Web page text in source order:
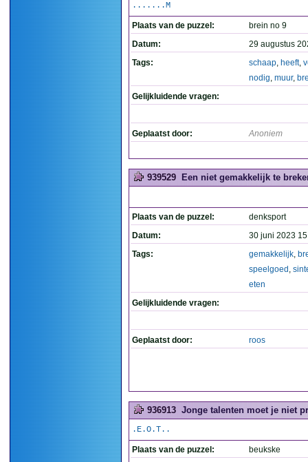
.......M
Plaats van de puzzel:
brein no 9
Datum:
29 augustus
Tags:
schaap, heeft,
nodig, muur,
Gelijkluidende vragen:
Geplaatst door: Anoniem
939529 Een niet gemakkelijk te
Plaats van de puzzel:
denksport
Datum:
30 juni 2023
Tags:
gemakkelijk,
speelgoed ,
eten
Gelijkluidende vragen:
Geplaatst door: roos
936913 Jonge talenten moet je niet
.E.O.T..
Plaats van de puzzel: beukske